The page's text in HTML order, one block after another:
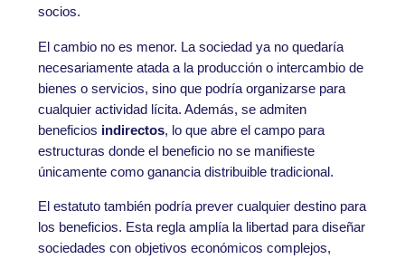
socios.
El cambio no es menor. La sociedad ya no quedaría
necesariamente atada a la producción o intercambio de
bienes o servicios, sino que podría organizarse para
cualquier actividad lícita. Además, se admiten
beneficios indirectos, lo que abre el campo para
estructuras donde el beneficio no se manifieste
únicamente como ganancia distribuible tradicional.
El estatuto también podría prever cualquier destino para
los beneficios. Esta regla amplía la libertad para diseñar
sociedades con objetivos económicos complejos,